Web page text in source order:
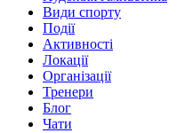
Види спорту
Події
Активності
Локації
Організації
Тренери
Блог
Чати